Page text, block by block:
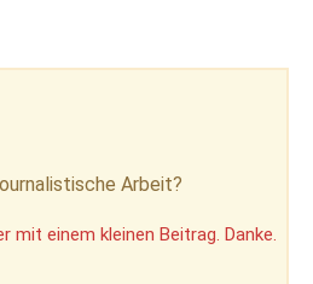
Arbeit?
mit einem kleinen Beitrag. Danke.